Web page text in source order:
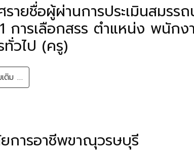
รายชื่อผู้ผ่านการประเมินสมรรถ
การเลือกสรร ตำแหน่ง พนักง
ทั่วไป (ครู)
เติม …
การอาชีพขาณุวรษบุรี